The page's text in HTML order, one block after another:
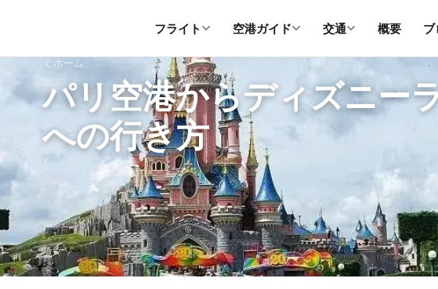
フライト 空港ガイド 交通 概要
ホーム
パリ空港からディズニー
への行き方